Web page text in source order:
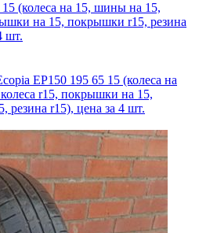
(колеса на 15, шины на 15,
на 15, покрышки r15, резина
шт.
EP150 195 65 15 (колеса на
r15, покрышки на 15,
резина r15), цена за 4 шт.